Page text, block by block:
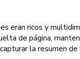
eran ricos y
de página,
la resumen